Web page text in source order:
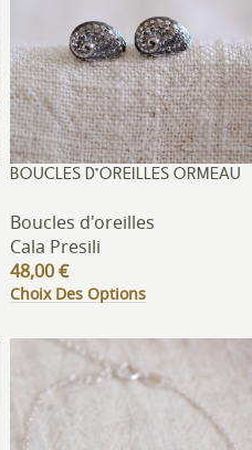
BOUCLES D’OREILLES ORMEAU
Boucles d'oreilles
Cala Presili
48,00€
Choix Des Options